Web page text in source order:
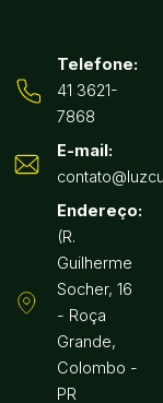
Telefone:
41 3621-
7868
E-mail:
Endereço:
(R.
Guilherme
Socher, 16
- Roça
Grande,
Colombo -
PR